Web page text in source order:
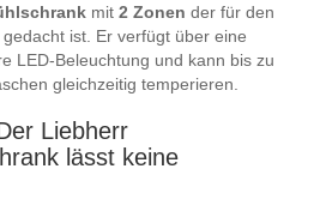
mit 2 Zonen der für den
ist. Er verfügt über eine
LED-Beleuchtung und kann bis zu
gleichzeitig temperieren.
Liebherr
lässt keine